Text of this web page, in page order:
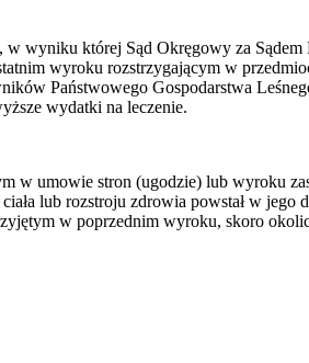
w wyniku której Sąd Okręgowy za
wyroku rozstrzygającym w
Państwowego Gospodarstwa
wydatki na leczenie.
w umowie stron (ugodzie) lub wyroku
lub rozstroju zdrowia powstał w
w poprzednim wyroku, skoro